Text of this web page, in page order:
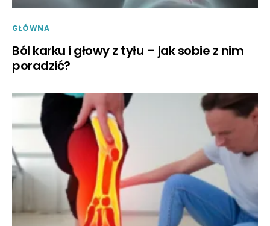
GŁÓWNA
Ból karku i głowy z tyłu – jak sobie z nim
poradzić?